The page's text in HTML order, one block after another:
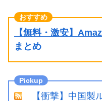
【無料・激安】
まとめ
【衝撃】中国製